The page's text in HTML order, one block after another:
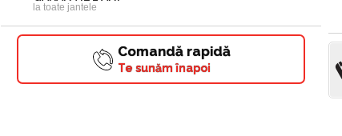
la toate jantele
Comandă rapidă
Te sunăm înapoi